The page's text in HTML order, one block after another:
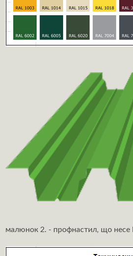
малюнок 2. - профнастил, що несе